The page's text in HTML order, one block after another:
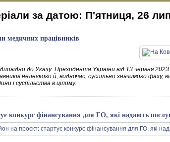
за датою: П'ятниця, 26
медичних працівників
до Указу Президента України від 13 червня
нелегкого й, водночас, суспільно значимого фаху,
і суспільства в цілому.
конкурс фінансування для ГО, які надають